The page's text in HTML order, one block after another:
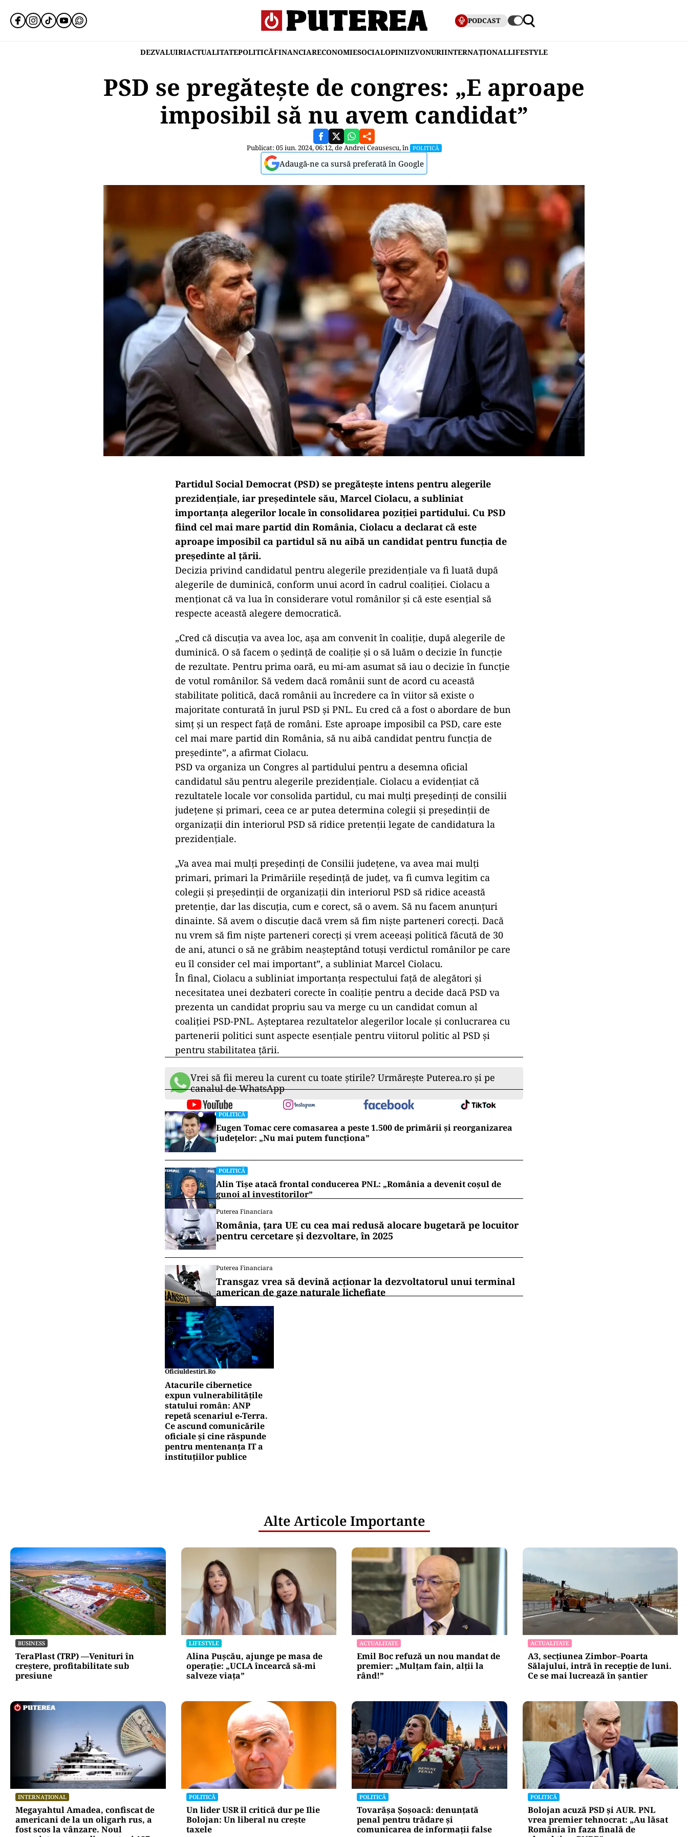
PODCAST
DEZVALUIRIACTUALITATEPOLITICĂFINANCIARECONOMIESOCIALOPINIIZVONURIINTERNAȚIONALLIFESTYLE
PSD se pregătește de congres: „E aproape
imposibil să nu avem candidat”
Publicat: 05 iun. 2024, 06:12, deAndrei Ceausescu, în POLITICĂ
Adaugă-ne ca sursă preferată în Google
Partidul Social Democrat (PSD) se pregătește intens pentru alegerile
prezidențiale, iar președintele său, Marcel Ciolacu, a subliniat
importanța alegerilor locale în consolidarea poziției partidului. Cu PSD
fiind cel mai mare partid din România, Ciolacu a declarat că este
aproape imposibil ca partidul să nu aibă un candidat pentru funcția de
președinte al țării.
Decizia privind candidatul pentru alegerile prezidențiale va fi luată după
alegerile de duminică, conform unui acord în cadrul coaliției. Ciolacu a
menționat că va lua în considerare votul românilor și că este esențial să
respecte această alegere democratică.
„Cred că discuţia va avea loc, aşa am convenit în coaliţie, după alegerile de
duminică. O să facem o şedinţă de coaliţie şi o să luăm o decizie în funcţie
de rezultate. Pentru prima oară, eu mi-am asumat să iau o decizie în funcţie
de votul românilor. Să vedem dacă românii sunt de acord cu această
stabilitate politică, dacă românii au încredere ca în viitor să existe o
majoritate conturată în jurul PSD şi PNL. Eu cred că a fost o abordare de bun
simţ şi un respect faţă de români. Este aproape imposibil ca PSD, care este
cel mai mare partid din România, să nu aibă candidat pentru funcţia de
preşedinte”, a afirmat Ciolacu.
PSD va organiza un Congres al partidului pentru a desemna oficial
candidatul său pentru alegerile prezidențiale. Ciolacu a evidențiat că
rezultatele locale vor consolida partidul, cu mai mulți președinți de consilii
județene și primari, ceea ce ar putea determina colegii și președinții de
organizații din interiorul PSD să ridice pretenții legate de candidatura la
prezidențiale.
„Va avea mai mulţi preşedinţi de Consilii judeţene, va avea mai mulţi
primari, primari la Primăriile reşedinţă de judeţ, va fi cumva legitim ca
colegii şi preşedinţii de organizaţii din interiorul PSD să ridice această
pretenţie, dar las discuţia, cum e corect, să o avem. Să nu facem anunţuri
dinainte. Să avem o discuţie dacă vrem să fim nişte parteneri corecţi. Dacă
nu vrem să fim nişte parteneri corecţi şi vrem aceeaşi politică făcută de 30
de ani, atunci o să ne grăbim neaşteptând totuşi verdictul românilor pe care
eu îl consider cel mai important”, a subliniat Marcel Ciolacu.
În final, Ciolacu a subliniat importanța respectului față de alegători și
necesitatea unei dezbateri corecte în coaliție pentru a decide dacă PSD va
prezenta un candidat propriu sau va merge cu un candidat comun al
coaliției PSD-PNL. Așteptarea rezultatelor alegerilor locale și conlucrarea cu
partenerii politici sunt aspecte esențiale pentru viitorul politic al PSD și
pentru stabilitatea țării.
Vrei să fii mereu la curent cu toate știrile? Urmărește Puterea.ro și pe
canalul de WhatsApp
POLITICĂ
Eugen Tomac cere comasarea a peste 1.500 de primării și reorganizarea
județelor: „Nu mai putem funcționa”
POLITICĂ
Alin Tișe atacă frontal conducerea PNL: „România a devenit coșul de
gunoi al investitorilor”
Puterea Financiara
România, țara UE cu cea mai redusă alocare bugetară pe locuitor
pentru cercetare și dezvoltare, în 2025
Puterea Financiara
Transgaz vrea să devină acționar la dezvoltatorul unui terminal
american de gaze naturale lichefiate
Oficiuldestiri.ro
Atacurile cibernetice
expun vulnerabilitățile
statului român: ANP
repetă scenariul e‑Terra.
Ce ascund comunicările
oficiale și cine răspunde
pentru mentenanța IT a
instituțiilor publice
Alte Articole Importante
BUSINESS
TeraPlast (TRP) —Venituri în
creștere, profitabilitate sub
presiune
LIFESTYLE
Alina Pușcău, ajunge pe masa de
operație: „UCLA încearcă să-mi
salveze viața”
ACTUALITATE
Emil Boc refuză un nou mandat de
premier: „Mulțam fain, alții la
rând!”
ACTUALITATE
A3, secțiunea Zimbor–Poarta
Sălajului, intră în recepție de luni.
Ce se mai lucrează în șantier
INTERNAȚIONAL
Megayahtul Amadea, confiscat de
americani de la un oligarh rus, a
fost scos la vânzare. Noul
POLITICĂ
Un lider USR îl critică dur pe Ilie
Bolojan: Un liberal nu crește
taxele
POLITICĂ
Tovarășa Șoșoacă: denunțată
penal pentru trădare și
comunicarea de informații false
POLITICĂ
Bolojan acuză PSD și AUR. PNL
vrea premier tehnocrat: „Au lăsat
România în faza finală de